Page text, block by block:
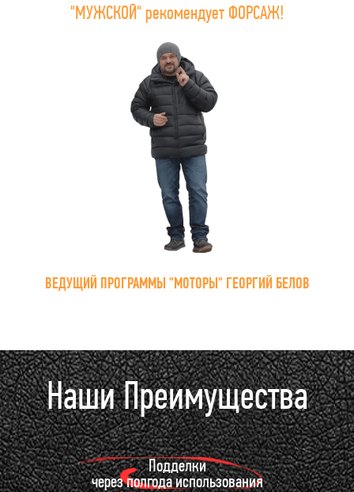
"МУЖСКОЙ" рекомендует ФОРСАЖ!
ВЕДУЩИЙ ПРОГРАММЫ "МОТОРЫ" ГЕОРГИЙ БЕЛОВ
Наши Преимущества
Подделки
через полгода использования